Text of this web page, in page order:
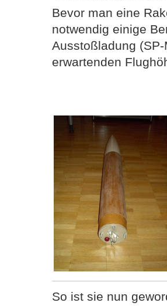
Bevor man eine
notwendig einige
Ausstoßladung
erwartenden
So ist sie nun